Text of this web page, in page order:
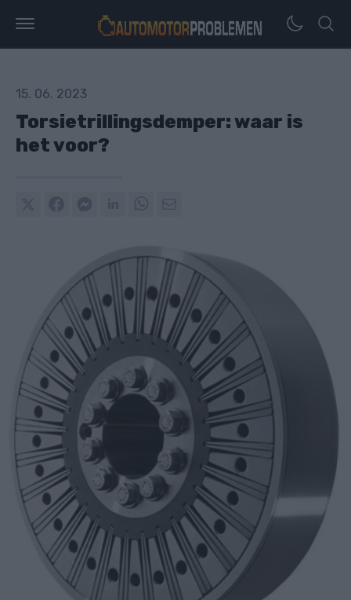
15. 06. 2023
Torsietrillingsdemper: waar is
het voor?